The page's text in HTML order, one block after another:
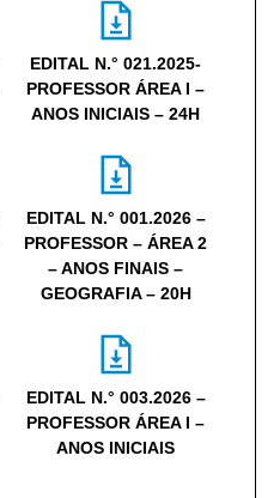
EDITAL N.° 021.2025-
PROFESSOR ÁREA I –
ANOS INICIAIS – 24H
EDITAL N.° 001.2026 –
PROFESSOR – ÁREA 2
– ANOS FINAIS –
GEOGRAFIA – 20H
EDITAL N.° 003.2026 –
PROFESSOR ÁREA I –
ANOS INICIAIS